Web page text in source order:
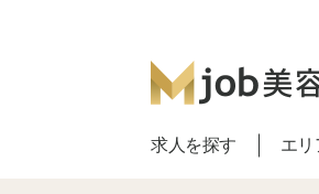
求人を探す エリ